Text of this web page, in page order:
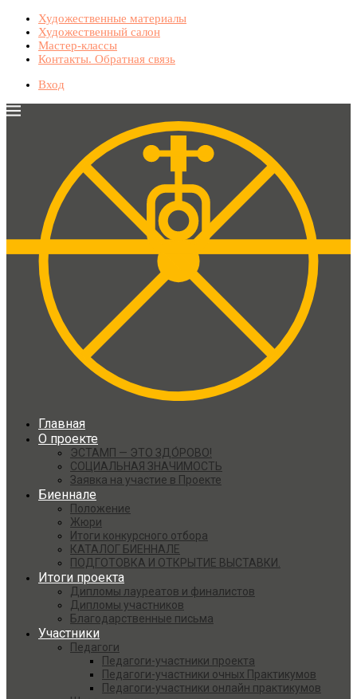
Художественные материалы
Художественный салон
Мастер-классы
Контакты. Обратная связь
Вход
Главная
О проекте
ЭСТАМП — ЭТО ЗДО́РОВО!
СОЦИАЛЬНАЯ ЗНАЧИМОСТЬ
Заявка на участие в Проекте
Биеннале
Положение
Жюри
Итоги конкурсного отбора
КАТАЛОГ БИЕННАЛЕ
ПОДГОТОВКА И ОТКРЫТИЕ ВЫСТАВКИ.
Итоги проекта
Дипломы лауреатов и финалистов
Дипломы участников
Благодарственные письма
Участники
Педагоги
Педагоги-участники проекта
Педагоги-участники очных Практикумов
Педагоги-участники онлайн практикумов